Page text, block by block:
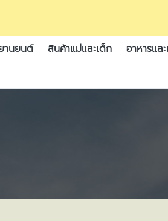
านยนต์ สินค้าแม่และเด็ก อาหารแล